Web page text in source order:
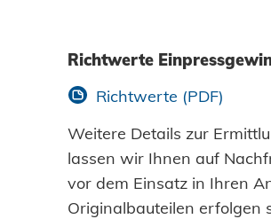
Richtwerte
Richtwerte (PDF)
Weitere Details zur
lassen wir Ihnen auf
vor dem Einsatz in Ihren
Originalbauteilen erfolgen